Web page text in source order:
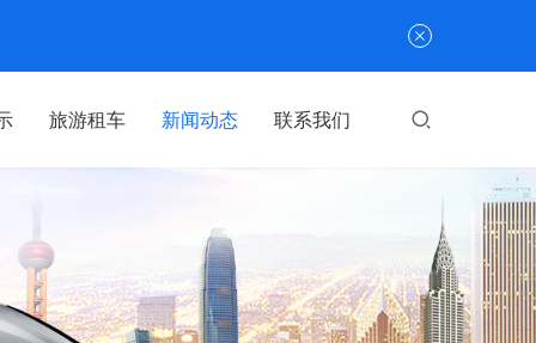
旅游租车 新闻动态 联系我们